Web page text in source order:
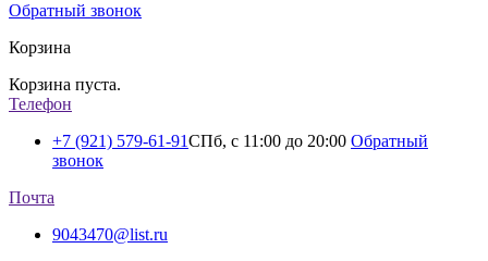
Обратный звонок
Корзина
Корзина пуста.
Телефон
+7 (921) 579-61-91СПб, с 11:00 до 20:00 Обратный
звонок
Почта
9043470@list.ru